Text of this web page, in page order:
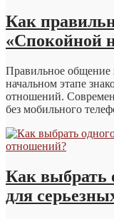
Как
«Спокойной
Правильное
начальном этапе
отношений.
без мобильного
Как выбрать
для